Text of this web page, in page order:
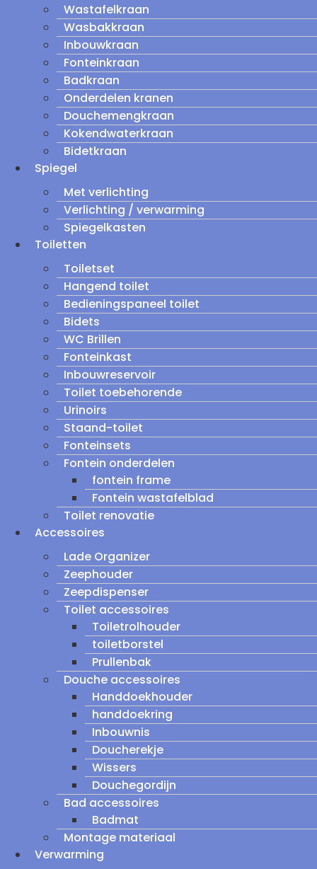
Wastafelkraan
Wasbakkraan
Inbouwkraan
Fonteinkraan
Badkraan
Onderdelen kranen
Douchemengkraan
Kokendwaterkraan
Bidetkraan
Spiegel
Met verlichting
Verlichting / verwarming
Spiegelkasten
Toiletten
Toiletset
Hangend toilet
Bedieningspaneel toilet
Bidets
WC Brillen
Fonteinkast
Inbouwreservoir
Toilet toebehorende
Urinoirs
Staand-toilet
Fonteinsets
Fontein onderdelen
fontein frame
Fontein wastafelblad
Toilet renovatie
Accessoires
Lade Organizer
Zeephouder
Zeepdispenser
Toilet accessoires
Toiletrolhouder
toiletborstel
Prullenbak
Douche accessoires
Handdoekhouder
handdoekring
Inbouwnis
Doucherekje
Wissers
Douchegordijn
Bad accessoires
Badmat
Montage materiaal
Verwarming